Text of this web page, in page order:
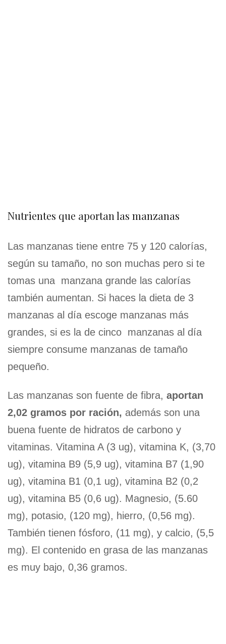
Nutrientes que aportan las manzanas
Las manzanas tiene entre 75 y 120 calorías,
según su tamaño, no son muchas pero si te
tomas una manzana grande las calorías
también aumentan. Si haces la dieta de 3
manzanas al día escoge manzanas más
grandes, si es la de cinco manzanas al día
siempre consume manzanas de tamaño
pequeño.
Las manzanas son fuente de fibra, aportan
2,02 gramos por ración, además son una
buena fuente de hidratos de carbono y
vitaminas. Vitamina A (3 ug), vitamina K, (3,70
ug), vitamina B9 (5,9 ug), vitamina B7 (1,90
ug), vitamina B1 (0,1 ug), vitamina B2 (0,2
ug), vitamina B5 (0,6 ug). Magnesio, (5.60
mg), potasio, (120 mg), hierro, (0,56 mg).
También tienen fósforo, (11 mg), y calcio, (5,5
mg). El contenido en grasa de las manzanas
es muy bajo, 0,36 gramos.